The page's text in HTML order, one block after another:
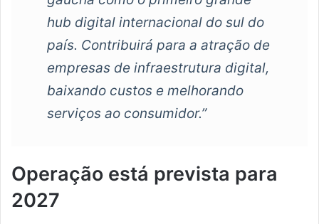
hub digital internacional do sul do
país. Contribuirá para a atração de
empresas de infraestrutura digital,
baixando custos e melhorando
serviços ao consumidor.”
Operação está prevista para
2027